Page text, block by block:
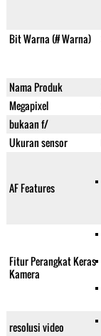
Bit Warna (# Warna)
Nama Produk
Megapixel
bukaan f/
Ukuran sensor
AF Features
Fitur Perangkat Keras
Kamera
resolusi video